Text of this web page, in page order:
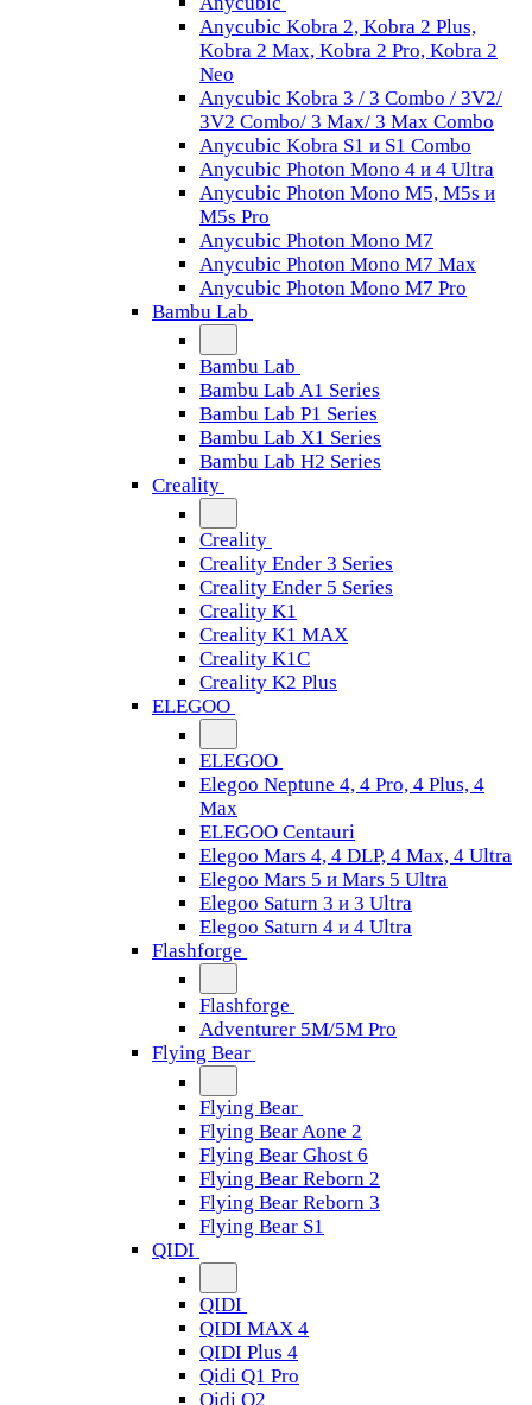
Anycubic Kobra 2, Kobra 2 Plus,
Kobra 2 Max, Kobra 2 Pro, Kobra 2
Neo
Anycubic Kobra 3 / 3 Combo / 3V2/
3V2 Combo/ 3 Max/ 3 Max Combo
Anycubic Kobra S1 и S1 Combo
Anycubic Photon Mono 4 и 4 Ultra
Anycubic Photon Mono M5, M5s и
M5s Pro
Anycubic Photon Mono M7
Anycubic Photon Mono M7 Max
Anycubic Photon Mono M7 Pro
Bambu Lab
Bambu Lab
Bambu Lab A1 Series
Bambu Lab P1 Series
Bambu Lab X1 Series
Bambu Lab H2 Series
Creality
Creality
Creality Ender 3 Series
Creality Ender 5 Series
Creality K1
Creality K1 MAX
Creality K1C
Creality K2 Plus
ELEGOO
ELEGOO
Elegoo Neptune 4, 4 Pro, 4 Plus, 4
Max
ELEGOO Centauri
Elegoo Mars 4, 4 DLP, 4 Max, 4 Ultra
Elegoo Mars 5 и Mars 5 Ultra
Elegoo Saturn 3 и 3 Ultra
Elegoo Saturn 4 и 4 Ultra
Flashforge
Flashforge
Adventurer 5M/5M Pro
Flying Bear
Flying Bear
Flying Bear Aone 2
Flying Bear Ghost 6
Flying Bear Reborn 2
Flying Bear Reborn 3
Flying Bear S1
QIDI
QIDI
QIDI MAX 4
QIDI Plus 4
Qidi Q1 Pro
Qidi Q2